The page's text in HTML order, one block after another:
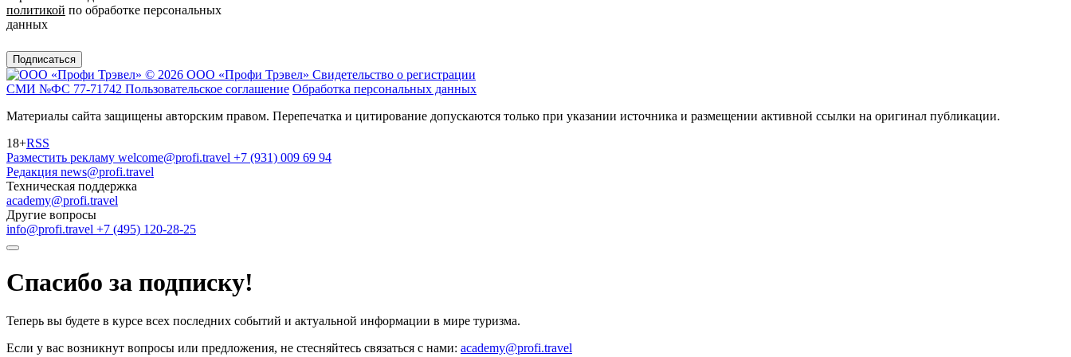
политикой по обработке персональных
данных
Подписаться
© 2026 ООО «Профи Трэвeл» Свидетельство о регистрации
СМИ №ФС 77-71742 Пользовательское соглашение Обработка персональных данных
Материалы сайта защищены авторским правом. Перепечатка и цитирование допускаются только при указании источника и размещении активной ссылки на оригинал публикации.
18+RSS
Разместить рекламу welcome@profi.travel +7 (931) 009 69 94
Редакция news@profi.travel
Техническая поддержка
academy@profi.travel
Другие вопросы
info@profi.travel +7 (495) 120-28-25
Спасибо за подписку!
Теперь вы будете в курсе всех последних событий и актуальной информации в мире туризма.
Если у вас возникнут вопросы или предложения, не стесняйтесь связаться с нами: academy@profi.travel